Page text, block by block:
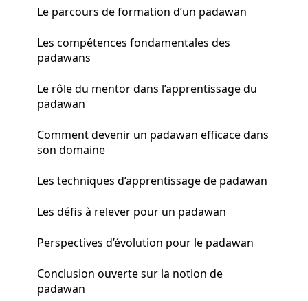
Le parcours de formation d’un padawan
Les compétences fondamentales des
padawans
Le rôle du mentor dans l’apprentissage du
padawan
Comment devenir un padawan efficace dans
son domaine
Les techniques d’apprentissage de padawan
Les défis à relever pour un padawan
Perspectives d’évolution pour le padawan
Conclusion ouverte sur la notion de
padawan